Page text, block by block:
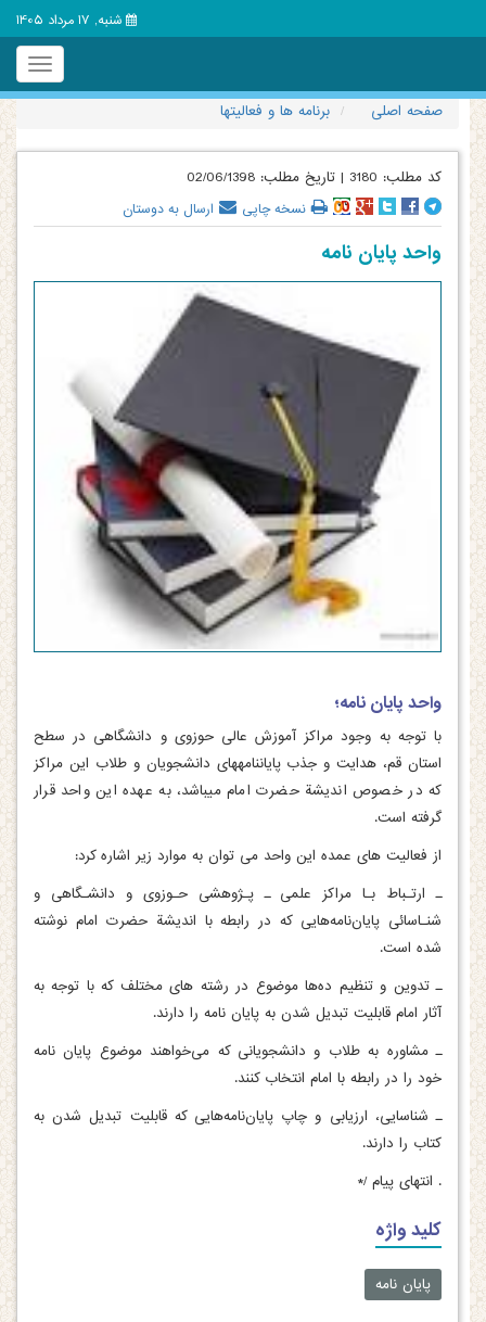
شنبه, 17 مرداد 1405
Toggle
صفحه اصلی
برنامه ها و فعالیتها
کد مطلب: 3180
| تاریخ مطلب: 02/06/1398
نسخه چاپی ارسال به دوستان
واحد پایان نامه
واحد پایان­ نامه؛
با توجه به وجود مراکز آموزش عالی حوزوی و دانشگاهی در سطح
استان قم، هدایت و جذب پایان­نامه­های دانشجویان و طلاب این مراکز
که در خصوص اندیشة حضرت امام می­باشد، به عهده این واحد قرار
گرفته است.
از فعالیت های عمده این واحد می توان به موارد زیر اشاره کرد:
ـ ارتـباط بـا مراکز علمی ـ پـژوهشی حـوزوی و دانشـگاهی و
شنـاسائی پایان‌نامه‌هایی که در رابطه با اندیشة حضرت امام نوشته
شده است.
ـ تدوین و تنظیم ده‌ها موضوع در رشته های مختلف که با توجه به
آثار امام قابلیت تبدیل شدن به پایان نامه را دارند.
ـ مشاوره به طلاب و دانشجویانی که می‌خواهند موضوع پایان نامه
خود را در رابطه با امام انتخاب کنند.
ـ شناسایی، ارزیابی و چاپ پایان‌نامه‌هایی که قابلیت تبدیل شدن به
کتاب را دارند.
. انتهای پیام /*
کلید واژه
پایان نامه